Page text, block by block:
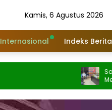
Kamis, 6 Agustus 2026
Internasional Indeks Berita
Sambut
Mewisuda